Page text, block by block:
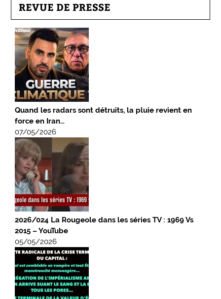
REVUE DE PRESSE
Quand les radars sont détruits, la pluie revient en
force en Iran…
07/05/2026
2026/024 La Rougeole dans les séries TV : 1969 Vs
2015 – YouTube
05/05/2026